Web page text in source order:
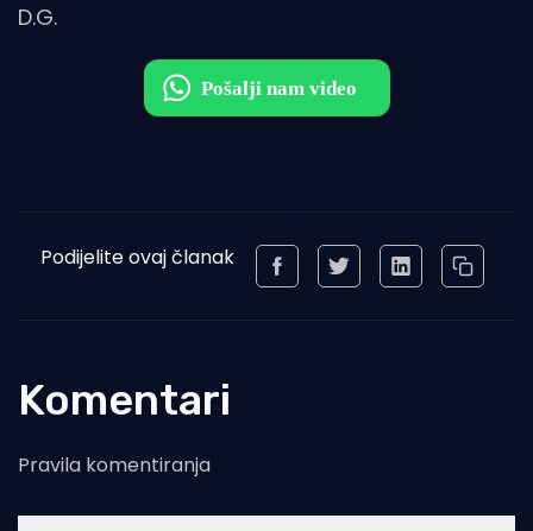
D.G.
Podijelite ovaj članak
Komentari
Pravila komentiranja